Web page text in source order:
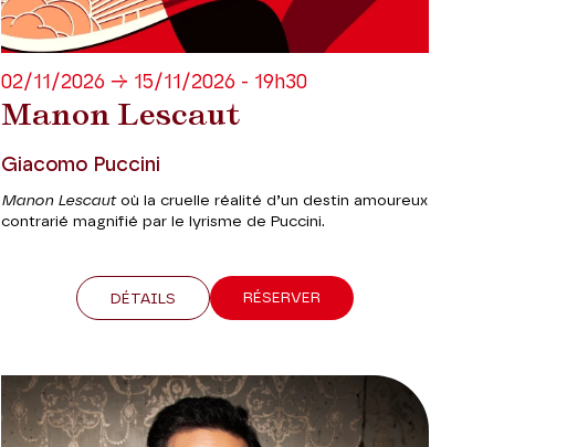
Manon Lescaut
02/11/2026 → 15/11/2026 - 19h30
Giacomo Puccini
Manon Lescautoù la cruelle réalité d’un destin amoureux
contrarié magnifié par le lyrisme de Puccini.
DÉTAILS RÉSERVER